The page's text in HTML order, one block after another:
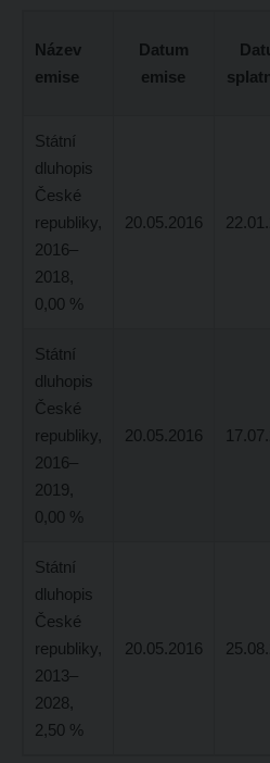
Název
emise
Datum
emise
Státní
dluhopis
České
republiky,
2016–
2018,
0,00 %
20.05.2016
Státní
dluhopis
České
republiky,
2016–
2019,
0,00 %
20.05.2016
Státní
dluhopis
České
republiky,
2013–
2028,
2,50 %
20.05.2016